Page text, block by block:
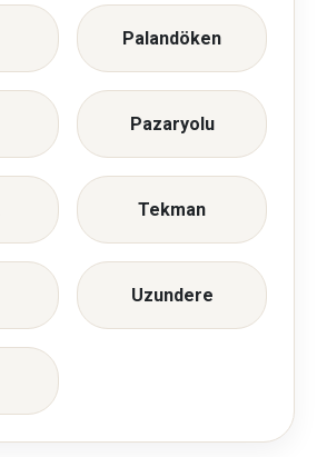
Palandöken
Pazaryolu
Tekman
Uzundere